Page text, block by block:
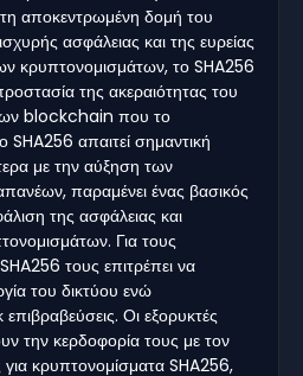
αποκεντρωμένη δομή του
ασφάλειας και της ευρείας
κρυπτονομισμάτων, το SHA256
της ακεραιότητας του
blockchain που το
SHA256 απαιτεί σημαντική
με την αύξηση των
παραμένει ένας βασικός
της ασφάλειας και
Για τους
τους επιτρέπει να
του δικτύου ενώ
Οι εξορυκτές
την κερδοφορία τους με τον
κρυπτονομίσματα SHA256,